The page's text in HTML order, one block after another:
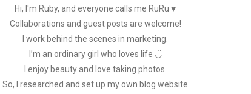
Hi, I'm Ruby, and everyone calls me RuRu ♥
Collaborations and guest posts are welcome!
I work behind the scenes in marketing.
I’m an ordinary girl who loves life ◡̈
I enjoy beauty and love taking photos.
So, I researched and set up my own blog website